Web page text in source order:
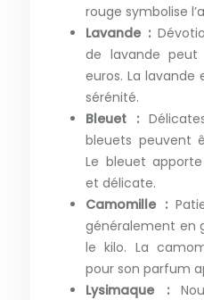
rouge symbolise
Lavande :
de lavande
euros. La lavande
sérénité.
Bleuet :
bleuets peuvent
Le bleuet
et délicate.
Camomille :
généralement en
le kilo. La
pour son parfum
Lysimaque :